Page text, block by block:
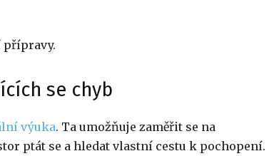
přípravy.
se chyb
výuka. Ta umožňuje zaměřit se na
ptát se a hledat vlastní cestu k pochopení.